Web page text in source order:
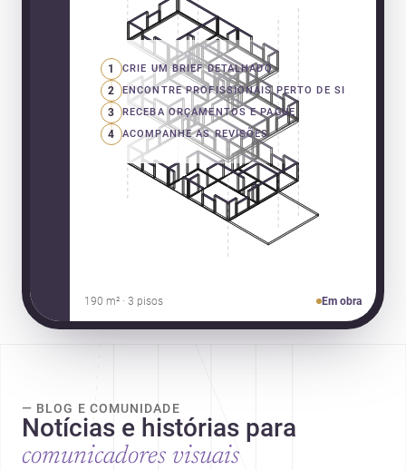
1 CRIE UM BRIEF DETALHADO
2 ENCONTRE PROFISSIONAIS PERTO DE SI
3 RECEBA ORÇAMENTOS E PAGUE
4 ACOMPANHE AS REVISÕES
190 m² · 3 pisos Em obra
— BLOG E COMUNIDADE
Notícias e histórias para
comunicadores visuais